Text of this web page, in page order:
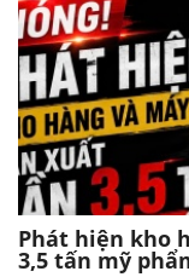
Phát hiện kho
3,5 tấn mỹ